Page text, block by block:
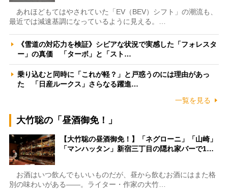
あれほどもてはやされていた「EV（BEV）シフト」の潮流も、
最近では減速基調になっているように見える。…
《雪道の対応力を検証》シビアな状況で実感した「フォレスタ
ー」の真価 「ターボ」と「スト…
乗り込むと同時に「これが軽？」と戸惑うのには理由があっ
た 「日産ルークス」さらなる躍進…
一覧を見る
大竹聡の「昼酒御免！」
【大竹聡の昼酒御免！】「ネグローニ」「山崎」
「マンハッタン」新宿三丁目の隠れ家バーで1…
お酒はいつ飲んでもいいものだが、昼から飲むお酒にはまた格
別の味わいがある――。ライター・作家の大竹…